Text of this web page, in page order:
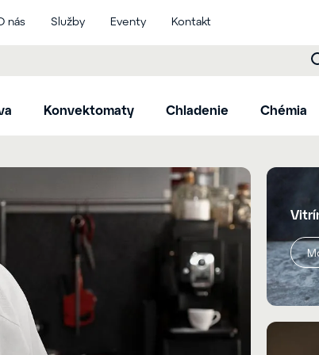
nás Služby Eventy Kontakt
Konvektomaty Chladenie Chémia